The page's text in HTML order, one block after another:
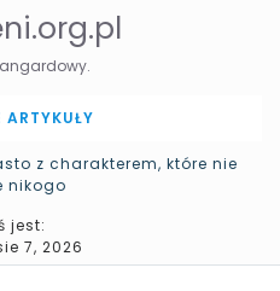
ARTYKUŁY
z charakterem, które nie
nikogo
miasta zapisana w
jest:
7, 2026